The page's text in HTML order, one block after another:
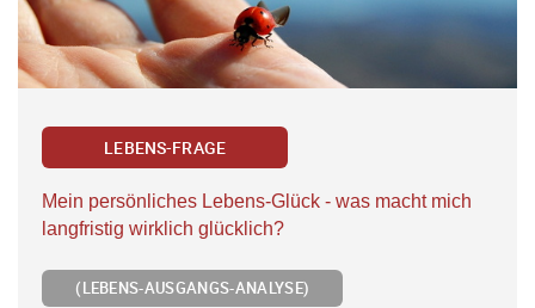
LEBENS-FRAGE
Mein persönliches Lebens-Glück - was macht mich
langfristig wirklich glücklich?
(LEBENS-AUSGANGS-ANALYSE)